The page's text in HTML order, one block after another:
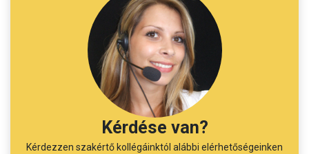
Kérdése van?
Kérdezzen szakértő kollégáinktól alábbi elérhetőségeinken